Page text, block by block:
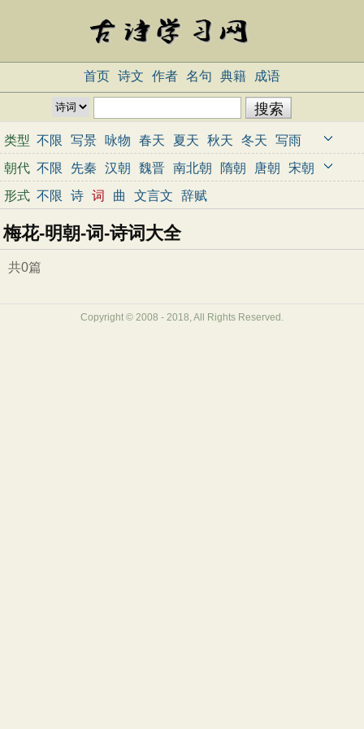
首页 诗文 作者 名句 典籍 成语
类型 不限 写景 咏物 春天 夏天 秋天 冬天
写雨
写雪
写风 写花 梅花 荷花 菊花 柳树
月亮
山水 写山 写水 长江 黄河 儿童 写鸟
写马
田园 边塞 地名 抒情 爱国 离别 送别 思乡
思念
爱情 励志 哲理 闺怨
母亲 友情 战争 读书 惜时 婉约 豪放 诗经
民谣
咏史怀古 宋词精选 小学古诗 初中古诗
朝代 不限 先秦 汉朝 魏晋 南北朝 隋朝 唐朝
宋朝
元朝
明朝 清朝 近代 当代
形式 不限 诗 词 曲 文言文 辞赋
梅花-明朝-词-诗词大全
共0篇
Copyright © 2008 - 2018, All Rights Reserved.